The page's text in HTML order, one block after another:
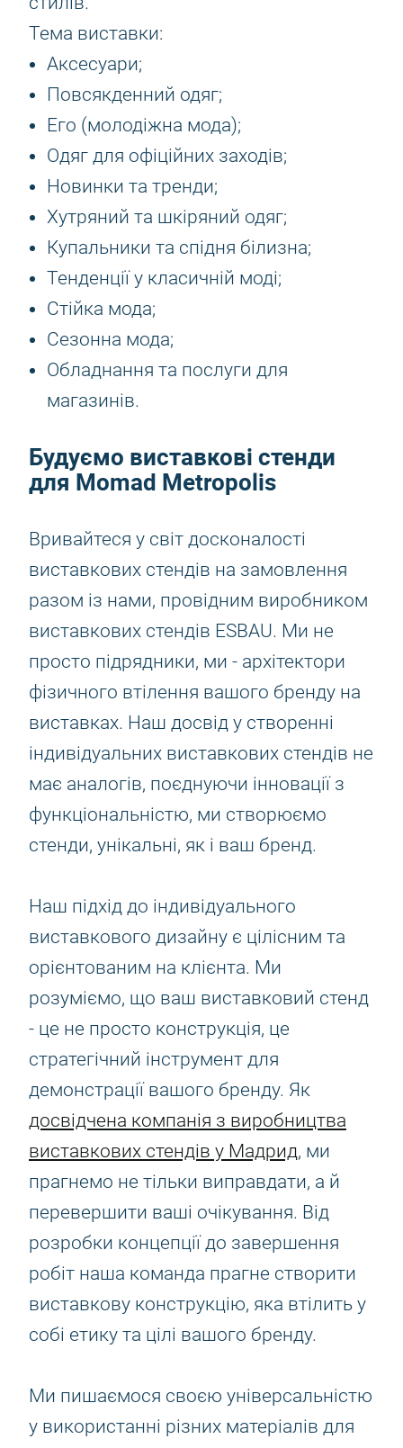
Тема виставки:
Аксесуари;
Повсякденний одяг;
Его (молодіжна мода);
Одяг для офіційних заходів;
Новинки та тренди;
Хутряний та шкіряний одяг;
Купальники та спідня білизна;
Тенденції у класичній моді;
Стійка мода;
Сезонна мода;
Обладнання та послуги для
магазинів.
Будуємо виставкові стенди
для Momad Metropolis
Вривайтеся у світ досконалості
виставкових стендів на замовлення
разом із нами, провідним виробником
виставкових стендів ESBAU. Ми не
просто підрядники, ми - архітектори
фізичного втілення вашого бренду на
виставках. Наш досвід у створенні
індивідуальних виставкових стендів не
має аналогів, поєднуючи інновації з
функціональністю, ми створюємо
стенди, унікальні, як і ваш бренд.
Наш підхід до індивідуального
виставкового дизайну є цілісним та
орієнтованим на клієнта. Ми
розуміємо, що ваш виставковий стенд
- це не просто конструкція, це
стратегічний інструмент для
демонстрації вашого бренду. Як
досвідчена компанія з виробництва
виставкових стендів у Мадрид, ми
прагнемо не тільки виправдати, а й
перевершити ваші очікування. Від
розробки концепції до завершення
робіт наша команда прагне створити
виставкову конструкцію, яка втілить у
собі етику та цілі вашого бренду.
Ми пишаємося своєю універсальністю
у використанні різних матеріалів для